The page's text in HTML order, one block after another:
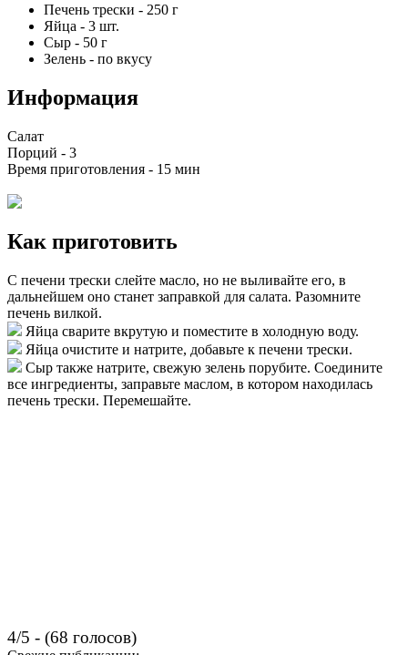
Печень трески - 250 г
Яйца - 3 шт.
Сыр - 50 г
Зелень - по вкусу
Информация
Салат
Порций - 3
Время приготовления - 15 мин
Как приготовить
С печени трески слейте масло, но не выливайте его, в
дальнейшем оно станет заправкой для салата. Разомните
печень вилкой.
Яйца сварите вкрутую и поместите в холодную воду.
Яйца очистите и натрите, добавьте к печени трески.
Сыр также натрите, свежую зелень порубите. Соедините
все ингредиенты, заправьте маслом, в котором находилась
печень трески. Перемешайте.
4/5 - (68 голосов)